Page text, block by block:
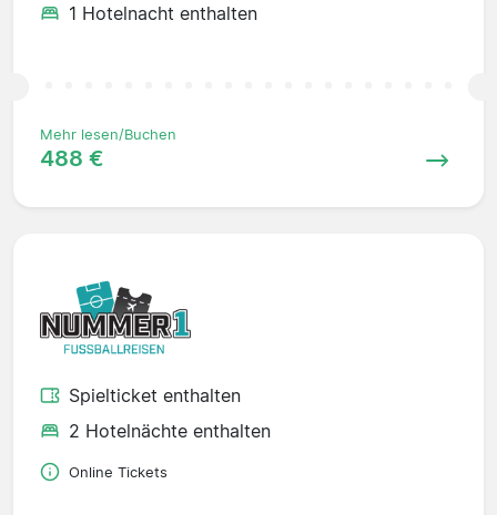
1 Hotelnacht enthalten
Mehr lesen/Buchen
488 €
Spielticket enthalten
2 Hotelnächte enthalten
Online Tickets